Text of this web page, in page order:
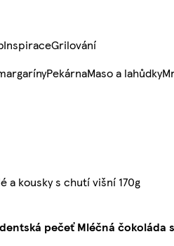
InspiraceGrilování
PekárnaMaso a lahůdky
a kousky s chutí višní 170g
pečeť Mléčná